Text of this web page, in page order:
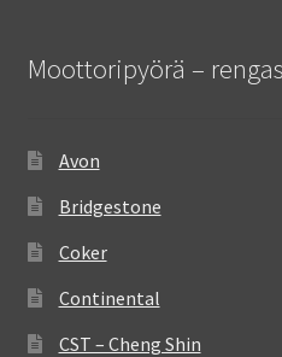
Moottoripyörä –
Avon
Bridgestone
Coker
Continental
CST – Cheng Shin